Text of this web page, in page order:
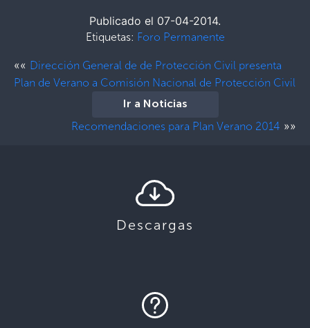
Publicado el 07-04-2014.
Etiquetas: Foro Permanente
«« Dirección General de de Protección Civil presenta
Plan de Verano a Comisión Nacional de Protección Civil
Ir a Noticias
Recomendaciones para Plan Verano 2014 »»
Descargas